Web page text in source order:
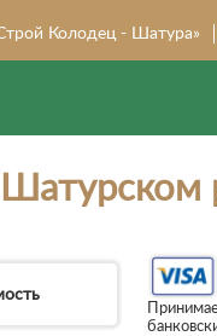
Колодец - Шатура»